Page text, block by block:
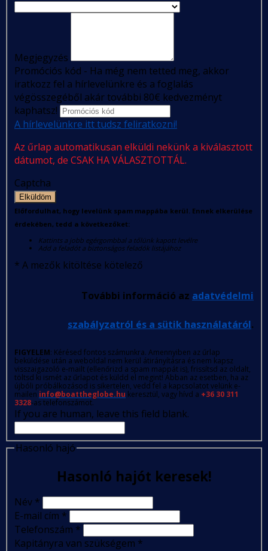
Megjegyzés
Promóciós kód - Ha még nem tetted meg, akkor
iratkozz fel a hírlevelünkre és a foglalás
végösszegéből akár további 80€ kedvezményt
kaphatsz!
A hírlevelünkre itt tudsz feliratkozni!
Az űrlap automatikusan elküldi nekünk a kiválasztott
dátumot, de CSAK HA VÁLASZTOTTÁL.
Captcha
Elküldöm
Előfordulhat, hogy levelünk spam mappába kerül. Ennek elkerülése
érdekében, tedd a következőket:
Kattints a jobb egérgombbal a tőlünk kapott levélre
Add a feladót a biztonságos feladók listájához
* A mezők kitöltése kötelező
További információ az adatvédelmi
szabályzatról és a sütik használatáról.
FIGYELEM: Kérésed fontos számunkra. Amennyiben az űrlap
beküldése után a weboldal nem kerül átirányításra és nem kapsz
visszaigazoló e-mailt (ellenőrizd a spam mappát is), frissítsd az oldalt,
töltsd ki ismét az űrlapot és küldd el megint! Abban az esetben, ha az
újbóli próbálkozásod is sikertelen, vedd fel a kapcsolatot velünk e-
mailen info@boattheglobe.hu keresztül, vagy hívd a +36 30 311
3328-as telefonszámot.
If you are human, leave this field blank.
Hasonló hajó
Hasonló hajót keresek!
Név *
E-mail cím *
Telefonszám *
Kapitányra van szükségem *